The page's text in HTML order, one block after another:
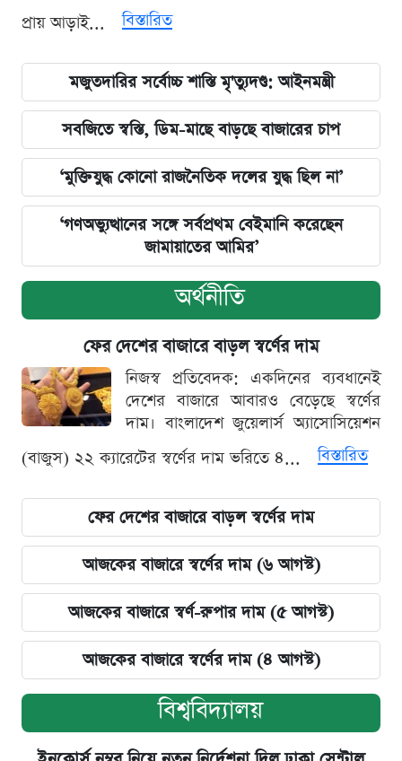
প্রায় আড়াই...
বিস্তারিত
মজুতদারির সর্বোচ্চ শাস্তি মৃ'ত্যুদণ্ড: আইনমন্ত্রী
সবজিতে স্বস্তি, ডিম-মাছে বাড়ছে বাজারের চাপ
‘মুক্তিযুদ্ধ কোনো রাজনৈতিক দলের যুদ্ধ ছিল না’
‘গণঅভ্যুত্থানের সঙ্গে সর্বপ্রথম বেইমানি করেছেন
জামায়াতের আমির’
অর্থনীতি
ফের দেশের বাজারে বাড়ল স্বর্ণের দাম
নিজস্ব প্রতিবেদক: একদিনের ব্যবধানেই
দেশের বাজারে আবারও বেড়েছে স্বর্ণের
দাম। বাংলাদেশ জুয়েলার্স অ্যাসোসিয়েশন
(বাজুস) ২২ ক্যারেটের স্বর্ণের দাম ভরিতে ৪...
বিস্তারিত
ফের দেশের বাজারে বাড়ল স্বর্ণের দাম
আজকের বাজারে স্বর্ণের দাম (৬ আগস্ট)
আজকের বাজারে স্বর্ণ-রুপার দাম (৫ আগস্ট)
আজকের বাজারে স্বর্ণের দাম (৪ আগস্ট)
বিশ্ববিদ্যালয়